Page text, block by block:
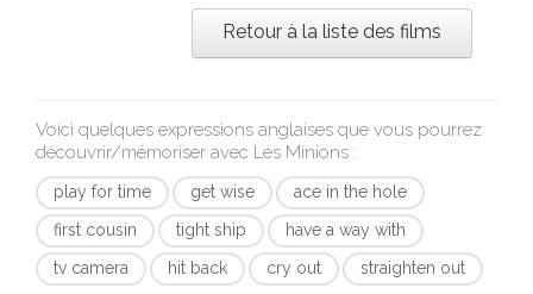
Retour à la liste des films
Voici quelques expressions anglaises que vous pourrez
découvrir/mémoriser avec Les Minions :
play for time get wise
ace in the hole
first cousin
tight ship
have a way with
tv camera
hit back cry out straighten out